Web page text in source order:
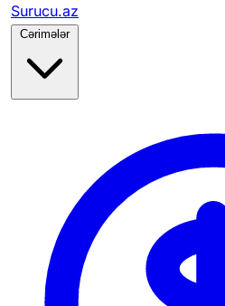
Surucu.az
Cərimələr